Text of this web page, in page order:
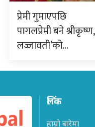
प्रेमी गुमाएपछि
पागलप्रेमी बने श्रीकृष्ण,
लज्जावती’को…
लिंक
हाम्रो बारेमा